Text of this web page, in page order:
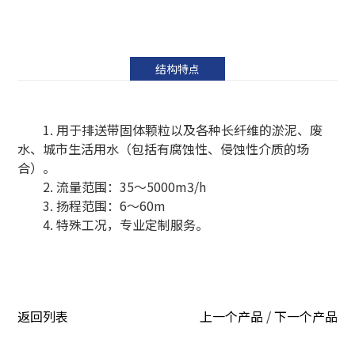
结构特点
1. 用于排送带固体颗粒以及各种长纤维的淤泥、废
水、城市生活用水（包括有腐蚀性、侵蚀性介质的场
合）。
2. 流量范围：35～5000m3/h
3. 扬程范围：6～60m
4. 特殊工况，专业定制服务。
返回列表 上一个产品 /下一个产品